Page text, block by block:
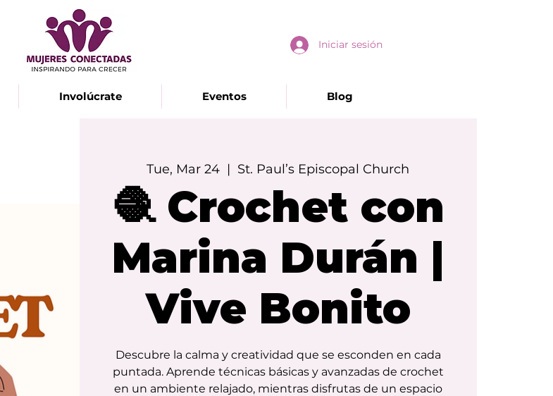
Iniciar sesión
Involúcrate Eventos Blog
Tue, Mar 24
  |
St. Paul’s Episcopal Church
🧶 Crochet con
Marina Durán |
Vive Bonito
Descubre la calma y creatividad que se esconden en cada
puntada. Aprende técnicas básicas y avanzadas de crochet
en un ambiente relajado, mientras disfrutas de un espacio